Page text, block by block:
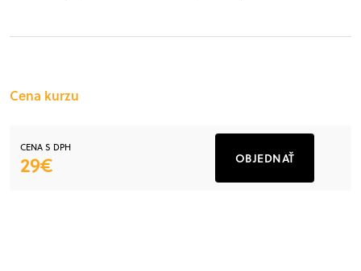
Cena kurzu
CENA S DPH
29€ OBJEDNAŤ